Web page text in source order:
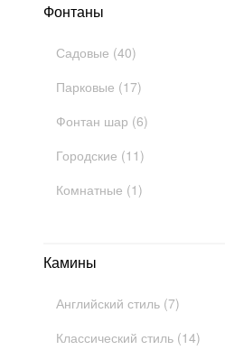
Фонтаны
Садовые (40)
Парковые (17)
Фонтан шар (6)
Городские (11)
Комнатные (1)
Камины
Английский стиль (7)
Классический стиль (14)